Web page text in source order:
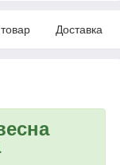
Доставка